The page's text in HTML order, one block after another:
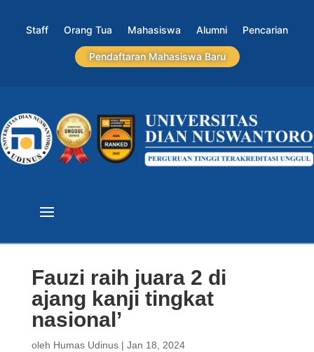
Staff Orang Tua Mahasiswa Alumni Pencarian
Pendaftaran Mahasiswa Baru
Fauzi raih juara 2 di
ajang kanji tingkat
nasional’
oleh Humas Udinus| Jan 18, 2024